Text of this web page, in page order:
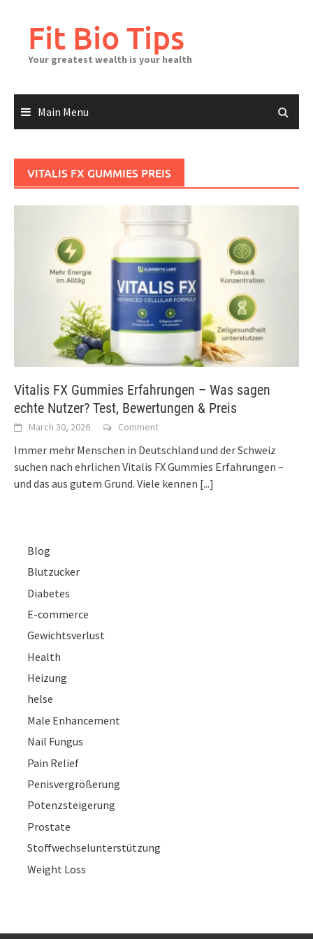
contentFit Bio Tips
Your greatest wealth is your health
Main Menu
VITALIS FX GUMMIES PREIS
Vitalis FX Gummies Erfahrungen – Was sagen
echte Nutzer? Test, Bewertungen & Preis
March 30, 2026 Comment
Immer mehr Menschen in Deutschland und der Schweiz
suchen nach ehrlichen Vitalis FX Gummies Erfahrungen –
und das aus gutem Grund. Viele kennen [...]
Blog
Blutzucker
Diabetes
E-commerce
Gewichtsverlust
Health
Heizung
helse
Male Enhancement
Nail Fungus
Pain Relief
Penisvergrößerung
Potenzsteigerung
Prostate
Stoffwechselunterstützung
Weight Loss